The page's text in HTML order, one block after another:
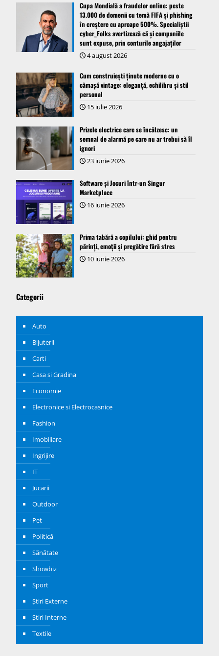
Cupa Mondială a fraudelor online: peste
13.000 de domenii cu temă FIFA și phishing
în creștere cu aproape 500%. Specialiștii
cyber_Folks avertizează că și companiile
sunt expuse, prin conturile angajaților
4 august 2026
Cum construiești ținute moderne cu o
cămașă vintage: eleganță, echilibru și stil
personal
15 iulie 2026
Prizele electrice care se încălzesc: un
semnal de alarmă pe care nu ar trebui să îl
ignori
23 iunie 2026
Software și Jocuri într-un Singur
Marketplace
16 iunie 2026
Prima tabără a copilului: ghid pentru
părinți, emoții și pregătire fără stres
10 iunie 2026
Categorii
Auto
Bijuterii
Carti
Casa si Gradina
Economie
Electronice si Electrocasnice
Fashion
Imobiliare
Ingrijire
IT
Jucarii
Outdoor
Pet
Politică
Sănătate
Showbiz
Sport
Știri Externe
Știri Interne
Textile